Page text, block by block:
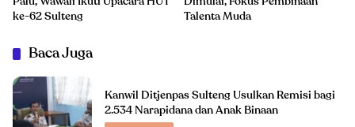
ke-62 Sulteng
Talenta Muda
Baca Juga
Kanwil Ditjenpas Sulteng Usulkan Remisi bagi
2.534 Narapidana dan Anak Binaan